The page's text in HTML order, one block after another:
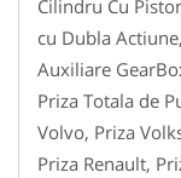
Cilindru Cu
cu Dubla
Auxiliare
Priza Totala de
Volvo, Priza
Priza Renault,